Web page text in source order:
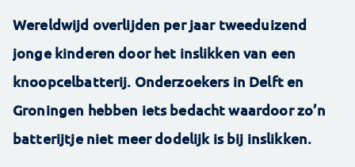
Wereldwijd overlijden per jaar tweeduizend
jonge kinderen door het inslikken van een
knoopcelbatterij. Onderzoekers in Delft en
Groningen hebben iets bedacht waardoor zo’n
batterijtje niet meer dodelijk is bij inslikken.